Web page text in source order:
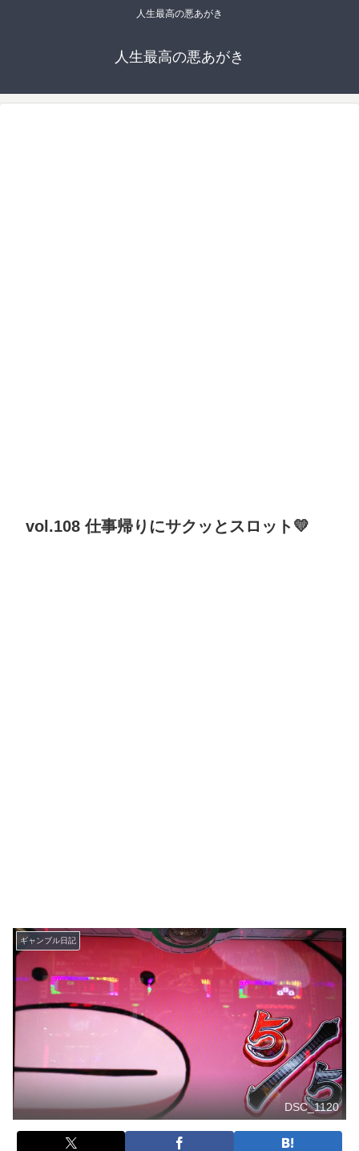
人生最高の悪あがき
人生最高の悪あがき
vol.108 仕事帰りにサクッとスロット💛
ギャンブル日記
DSC_1120